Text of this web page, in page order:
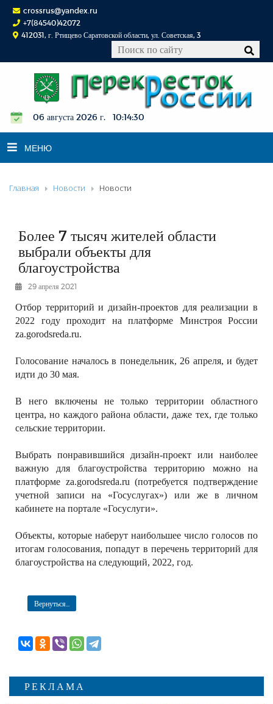
crossrus@yandex.ru
+7(84540)42072
412031, г. Ртищево Саратовской области, ул. Советская, 3
06 августа 2026 г. 10:14:31
МЕНЮ
НОВОСТИ
К СВЕДЕНИЮ
КОНКУРСЫ
ФОТОРЕПОРТАЖИ
РЕКЛАМОДАТЕЛЯМ
ОБЪЯВЛЕНИЯ
КОНТАКТЫ
Главная Новости Новости
Более 7 тысяч жителей области
выбрали объекты для
благоустройства
29 апреля 2021
Отбор территорий и дизайн-проектов для реализации в
2022 году проходит на платформе Минстроя России
za.gorodsreda.ru.
Голосование началось в понедельник, 26 апреля, и будет
идти до 30 мая.
В него включены не только территории областного
центра, но каждого района области, даже тех, где только
сельские территории.
Выбрать понравившийся дизайн-проект или наиболее
важную для благоустройства территорию можно на
платформе za.gorodsreda.ru (потребуется подтверждение
учетной записи на «Госуслугах») или же в личном
кабинете на портале «Госуслуги».
Объекты, которые наберут наибольшее число голосов по
итогам голосования, попадут в перечень территорий для
благоустройства на следующий, 2022, год.
Вернуться...
РЕКЛАМА